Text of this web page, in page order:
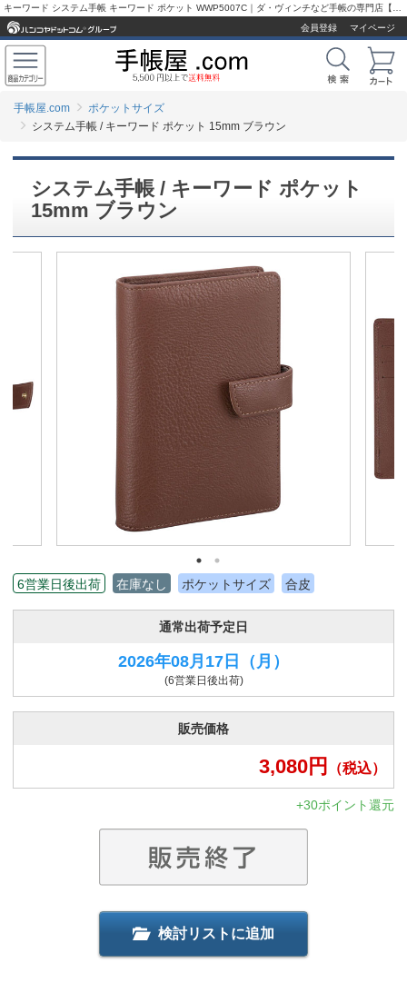
会員登録
マイページ
手帳屋.com
ポケットサイズ
システム手帳 / キーワード ポケット 15mm ブラウン
システム手帳 / キーワード ポケット
15mm ブラウン
6営業日後出荷 在庫なし ポケットサイズ 合皮
通常出荷予定日
2026年08月17日 （月）
(6営業日後出荷)
販売価格
3,080円 （税込）
+30ポイント還元
検討リストに追加